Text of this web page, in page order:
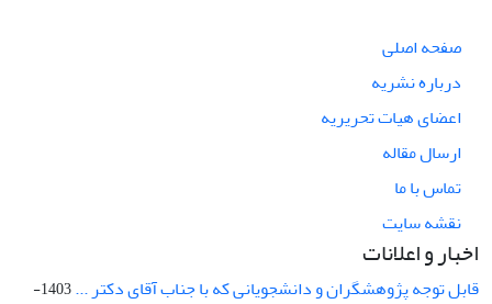
صفحه اصلی
درباره نشریه
اعضای هیات تحریریه
ارسال مقاله
تماس با ما
نقشه سایت
اخبار و اعلانات
قابل توجه پژوهشگران و دانشجویانی که با جناب آقای دکتر ...
1403-